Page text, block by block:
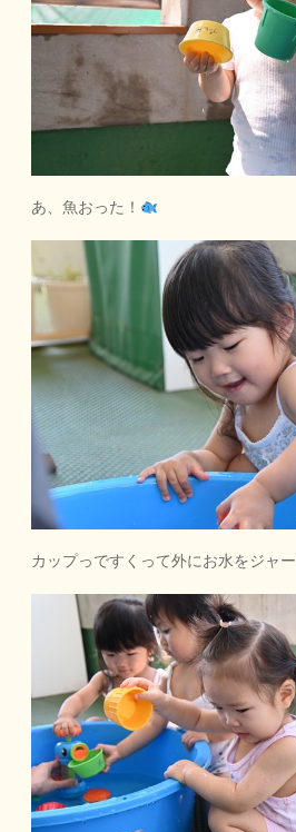
あ、魚おった！
カップっですくって外にお水をジャー